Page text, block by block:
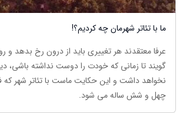
ما با تئاتر شهرمان چه کردیم؟!
عرفا معتقدند هر تغییری باید از درون رخ بدهد و
گویند تا زمانی که خودت را دوست نداشته باشی،
چهل و شش ساله می شود.